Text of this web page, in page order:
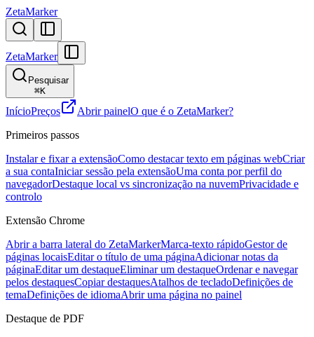
ZetaMarker
ZetaMarker
Pesquisar
⌘K
InícioPreços Abrir painelO que é o ZetaMarker?
Primeiros passos
Instalar e fixar a extensãoComo destacar texto em páginas webCriar
a sua contaIniciar sessão pela extensãoUma conta por perfil do
navegadorDestaque local vs sincronização na nuvemPrivacidade e
controlo
Extensão Chrome
Abrir a barra lateral do ZetaMarkerMarca-texto rápidoGestor de
páginas locaisEditar o título de uma páginaAdicionar notas da
páginaEditar um destaqueEliminar um destaqueOrdenar e navegar
pelos destaquesCopiar destaquesAtalhos de tecladoDefinições de
temaDefinições de idiomaAbrir uma página no painel
Destaque de PDF